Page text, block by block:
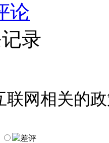
论
录
联网相关的
差评